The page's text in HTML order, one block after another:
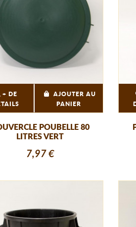
+ DE
AJOUTER AU
PANIER
POUBELLE 80
LITRES VERT
7,97 €